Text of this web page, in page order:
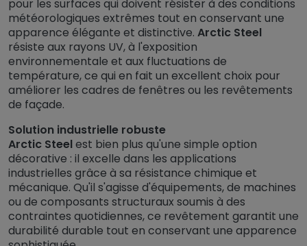
pour les surfaces qui doivent résister à des conditions
météorologiques extrêmes tout en conservant une
apparence élégante et distinctive. Arctic Steel
résiste aux rayons UV, à l'exposition
environnementale et aux fluctuations de
température, ce qui en fait un excellent choix pour
améliorer les cadres de fenêtres ou les revêtements
de façade.
Solution industrielle robuste
Arctic Steelest bien plus qu'une simple option
décorative : il excelle dans les applications
industrielles grâce à sa résistance chimique et
mécanique. Qu'il s'agisse d'équipements, de machines
ou de composants structuraux soumis à des
contraintes quotidiennes, ce revêtement garantit une
durabilité durable tout en conservant une apparence